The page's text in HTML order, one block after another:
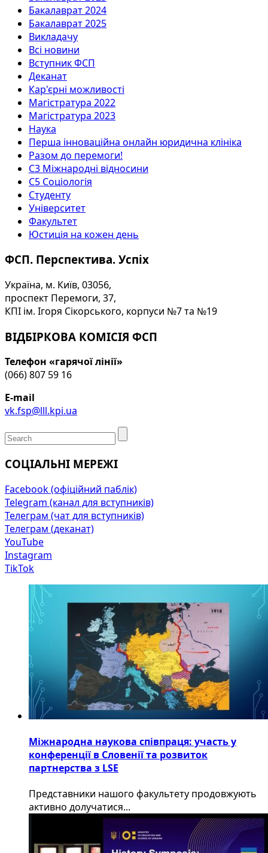
Бакалаврат 2024
Бакалаврат 2025
Викладачу
Всі новини
Вступник ФСП
Деканат
Кар'єрні можливості
Магістратура 2022
Магістратура 2023
Наука
Перша інноваційна онлайн юридична клініка
Разом до перемоги!
С3 Міжнародні відносини
С5 Соціологія
Студенту
Університет
Факультет
Юстиція на кожен день
ФСП. Перспектива. Успіх
Україна, м. Київ, 03056,
проспект Перемоги, 37,
КПІ ім. Ігоря Сікорського, корпуси №7 та №19
ВІДБІРКОВА КОМІСІЯ ФСП
Телефон «гарячої лінії»
(066) 807 59 16
E-mail
vk.fsp@lll.kpi.ua
СОЦІАЛЬНІ МЕРЕЖІ
Facebook (офіційний паблік)
Telegram (канал для вступників)
Телеграм (чат для вступників)
Телеграм (деканат)
YouTube
Instagram
TikTok
Міжнародна наукова співпраця: участь у
конференції в Словенії та розвиток
партнерства з LSE
​Представники нашого факультету продовжують
активно долучатися...